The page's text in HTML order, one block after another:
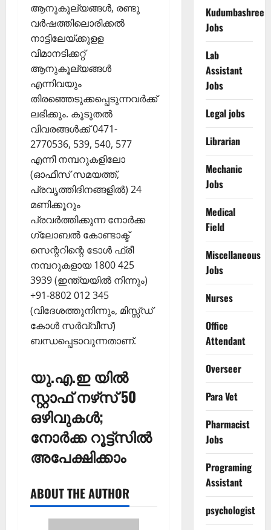
ആനുകൂല്യങ്ങള്‍, രണ്ടു
വർഷത്തിലൊരിക്കൽ
നാട്ടിലേയ്ക്കുളള
വിമാനടിക്കറ്റ്
ആനുകൂല്യങ്ങള്‍
എന്നിവയും
തിരഞ്ഞെടുക്കപ്പെടുന്നവര്‍ക്ക്
ലഭിക്കും. കൂടുതല്‍
വിവരങ്ങള്‍ക്ക് 0471-
2770536, 539, 540, 577
എന്നീ നമ്പറുകളിലോ
(ഓഫീസ് സമയത്ത്,
പ്രവൃത്തിദിനങ്ങളില്‍) 24
മണിക്കൂറും
പ്രവര്‍ത്തിക്കുന്ന നോര്‍ക്ക
ഗ്ലോബല്‍ കോണ്ടാക്ട്
സെന്ററിന്റെ ടോള്‍ ഫ്രീ
നമ്പറുകളായ 1800 425
3939 (ഇന്ത്യയില്‍ നിന്നും)
+91-8802 012 345
(വിദേശത്തുനിന്നും, മിസ്സ്ഡ്
കോള്‍ സര്‍വ്വീസ്)
ബന്ധപ്പെടാവുന്നതാണ്.
യു.എ.ഇ യില്‍
സ്റ്റാഫ് നഴ്‌സ്‌ 50
ഒഴിവുകൾ;
നോര്‍ക്ക റൂട്ട്‌സില്‍
അപേക്ഷിക്കാം
ABOUT THE AUTHOR
Kudumbashree
Jobs
Lab
Assistant
Jobs
Legal jobs
Librarian
Mechanic
Jobs
Medical
Field
Miscellaneous
Jobs
Nurses
Office
Attendant
Overseer
Para Vet
Pharmacist
Jobs
Programing
Assistant
psychologist